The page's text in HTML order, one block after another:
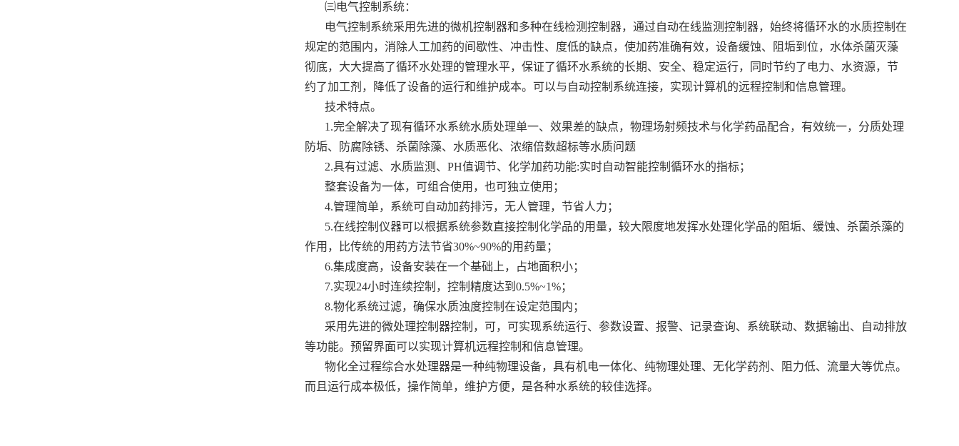
㈢电气控制系统：
电气控制系统采用先进的微机控制器和多种在线检测控制器，通过自动在线监测控制器，始终将循环水的水质控制在
规定的范围内，消除人工加药的间歇性、冲击性、度低的缺点，使加药准确有效，设备缓蚀、阻垢到位，水体杀菌灭藻
彻底，大大提高了循环水处理的管理水平，保证了循环水系统的长期、安全、稳定运行，同时节约了电力、水资源，节
约了加工剂，降低了设备的运行和维护成本。可以与自动控制系统连接，实现计算机的远程控制和信息管理。
技术特点。
1.完全解决了现有循环水系统水质处理单一、效果差的缺点，物理场射频技术与化学药品配合，有效统一，分质处理
防垢、防腐除锈、杀菌除藻、水质恶化、浓缩倍数超标等水质问题
2.具有过滤、水质监测、PH值调节、化学加药功能:实时自动智能控制循环水的指标；
整套设备为一体，可组合使用，也可独立使用；
4.管理简单，系统可自动加药排污，无人管理，节省人力；
5.在线控制仪器可以根据系统参数直接控制化学品的用量，较大限度地发挥水处理化学品的阻垢、缓蚀、杀菌杀藻的
作用，比传统的用药方法节省30%~90%的用药量；
6.集成度高，设备安装在一个基础上，占地面积小；
7.实现24小时连续控制，控制精度达到0.5%~1%；
8.物化系统过滤，确保水质浊度控制在设定范围内；
采用先进的微处理控制器控制，可，可实现系统运行、参数设置、报警、记录查询、系统联动、数据输出、自动排放
等功能。预留界面可以实现计算机远程控制和信息管理。
物化全过程综合水处理器是一种纯物理设备，具有机电一体化、纯物理处理、无化学药剂、阻力低、流量大等优点。
而且运行成本极低，操作简单，维护方便，是各种水系统的较佳选择。